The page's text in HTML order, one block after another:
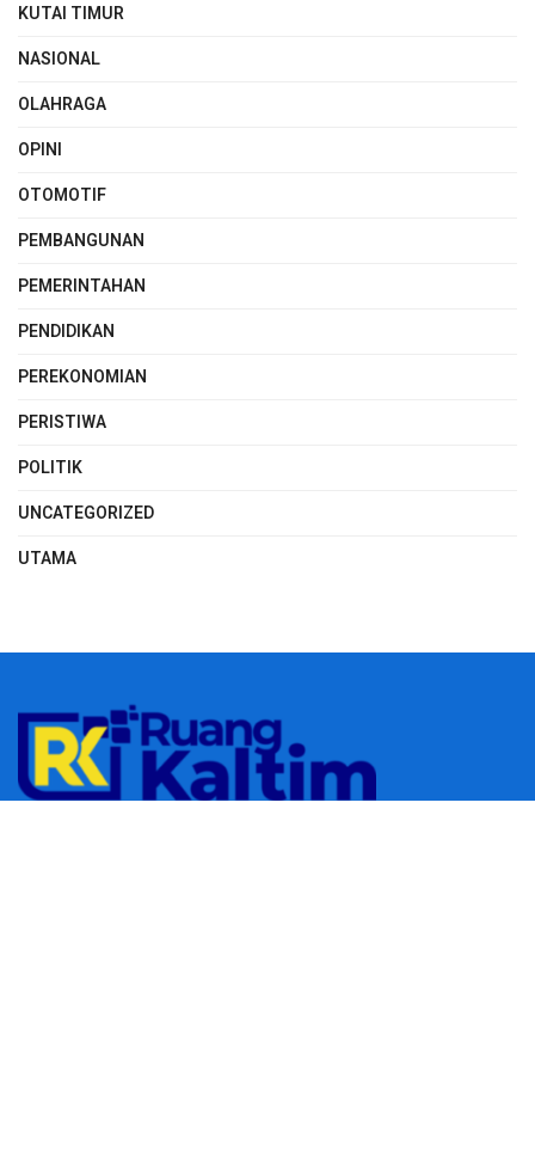
KUTAI TIMUR
NASIONAL
OLAHRAGA
OPINI
OTOMOTIF
PEMBANGUNAN
PEMERINTAHAN
PENDIDIKAN
PEREKONOMIAN
PERISTIWA
POLITIK
UNCATEGORIZED
UTAMA